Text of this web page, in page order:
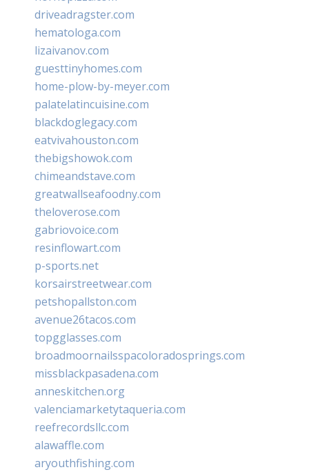
driveadragster.com
hematologa.com
lizaivanov.com
guesttinyhomes.com
home-plow-by-meyer.com
palatelatincuisine.com
blackdoglegacy.com
eatvivahouston.com
thebigshowok.com
chimeandstave.com
greatwallseafoodny.com
theloverose.com
gabriovoice.com
resinflowart.com
p-sports.net
korsairstreetwear.com
petshopallston.com
avenue26tacos.com
topgglasses.com
broadmoornailsspacoloradosprings.com
missblackpasadena.com
anneskitchen.org
valenciamarketytaqueria.com
reefrecordsllc.com
alawaffle.com
aryouthfishing.com